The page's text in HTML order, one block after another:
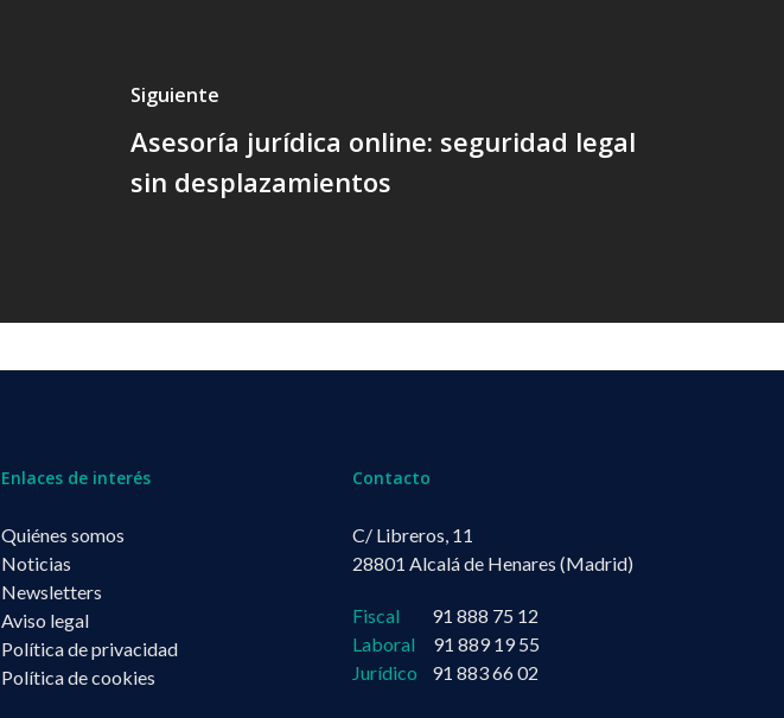
Siguiente
Asesoría jurídica online: seguridad legal
sin desplazamientos
Enlaces de interés
Quiénes somos
Noticias
Newsletters
Aviso legal
Política de privacidad
Política de cookies
Contacto
C/ Libreros, 11
28801 Alcalá de Henares (Madrid)
Fiscal 91 888 75 12
Laboral 91 889 19 55
Jurídico 91 883 66 02